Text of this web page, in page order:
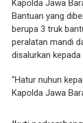
Kapolda Jawa
Bantuan yang
berupa 3 truk
peralatan mandi
disalurkan
"Hatur nuhun
Kapolda Jawa